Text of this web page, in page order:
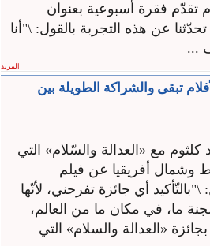
تقدّم فقرة أسبوعية بعنوان
عن هذه التجربة بالقول: \"أنا
...
المزيد
تبقى والشراكة الطويلة بين
كلثوم مع «العدالة والسّلام» التي
وشمال أفريقيا عن فيلم
أي جائزة تفرحني، لأنّها
ما، في مكان ما من العالم،
«العدالة والسلام» التي